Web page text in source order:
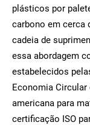
plásticos por
carbono em cerca
cadeia de
essa abordagem
estabelecidos
Economia Circular
americana para
certificação ISO